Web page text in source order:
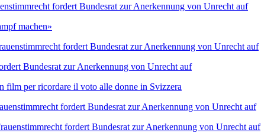
fordert Bundesrat zur Anerkennung von Unrecht auf
machen»
fordert Bundesrat zur Anerkennung von Unrecht auf
Bundesrat zur Anerkennung von Unrecht auf
film per ricordare il voto alle donne in Svizzera
fordert Bundesrat zur Anerkennung von Unrecht auf
fordert Bundesrat zur Anerkennung von Unrecht auf